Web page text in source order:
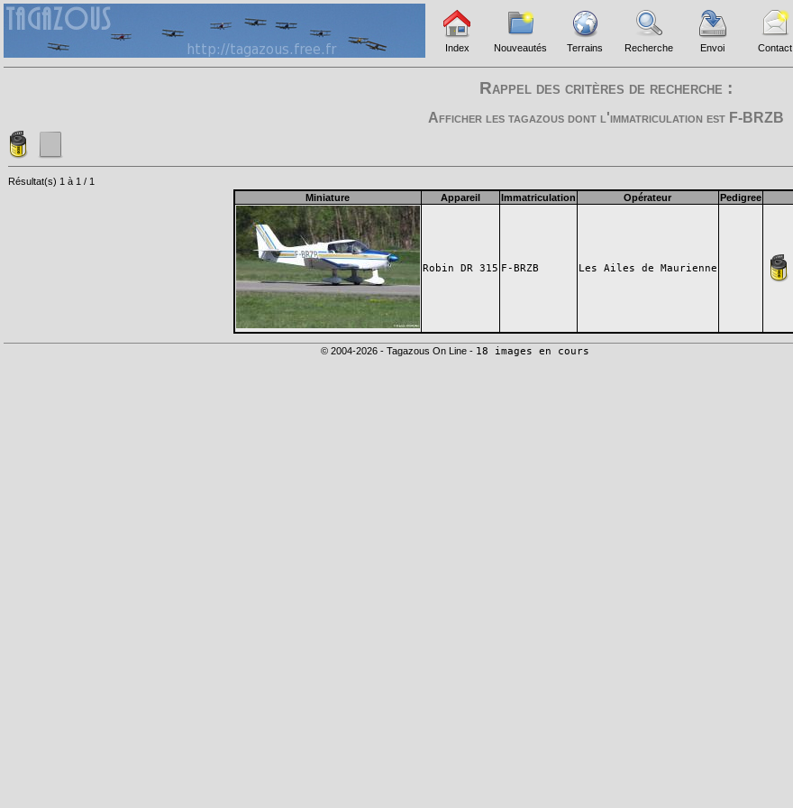
Index Nouveautés Terrains Recherche Envoi Contact
Rappel des critères de recherche :
Afficher les tagazous dont l'immatriculation est F-BRZB
Résultat(s) 1 à 1 / 1
Miniature
Appareil Immatriculation Opérateur Pedigree
Robin DR 315 F-BRZB Les Ailes de Maurienne
© 2004-2026 - Tagazous On Line - 18 images en cours